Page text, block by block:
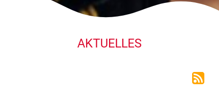
AKTUELLES